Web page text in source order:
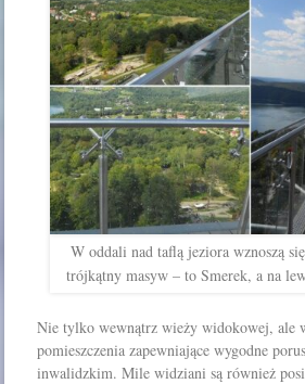
W oddali nad taflą jeziora wznoszą
trójkątny masyw – to Smerek, a na
Nie tylko wewnątrz wieży widokowej, ale
pomieszczenia zapewniające wygodne
inwalidzkim. Mile widziani są również